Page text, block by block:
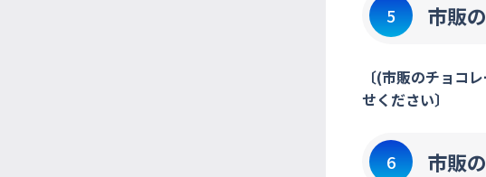
5 市販
〔(市販のチョコ
せください〕
6 市販